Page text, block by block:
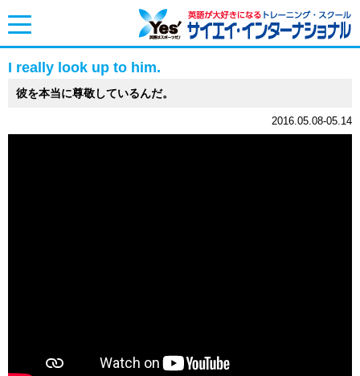
toggle
I really look up to him.
彼を本当に尊敬しているんだ。
2016.05.08-05.14